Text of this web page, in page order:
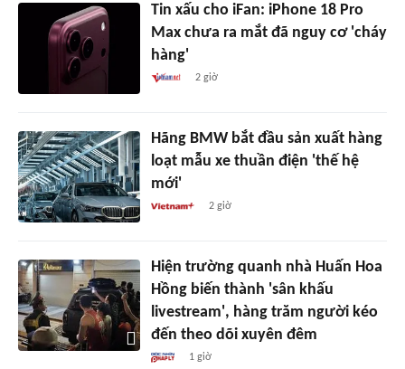
Tin xấu cho iFan: iPhone 18 Pro
Max chưa ra mắt đã nguy cơ 'cháy
hàng'
2 giờ
Hãng BMW bắt đầu sản xuất hàng
loạt mẫu xe thuần điện 'thế hệ
mới'
2 giờ
Hiện trường quanh nhà Huấn Hoa
Hồng biến thành 'sân khấu
livestream', hàng trăm người kéo
đến theo dõi xuyên đêm
1 giờ